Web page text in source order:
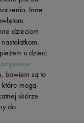
Inne
dzieciom
u dzieci
bowiem są to
które mogą
skórze
do